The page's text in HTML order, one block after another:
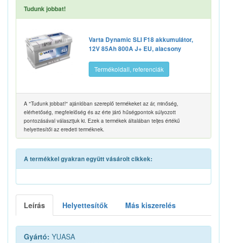
Tudunk jobbat!
Varta Dynamic SLI F18 akkumulátor,
12V 85Ah 800A J+ EU, alacsony
Termékoldall, referenciák
A "Tudunk jobbat!" ajánlóban szereplő termékeket az ár, minőség,
elérhetőség, megfelelőség és az érte járó hűségpontok súlyozott
pontozásával választjuk ki. Ezek a termékek általában teljes értékű
helyettesítői az eredeti terméknek.
A termékkel gyakran együtt vásárolt cikkek:
Leírás Helyettesítők Más kiszerelés
Gyártó: YUASA